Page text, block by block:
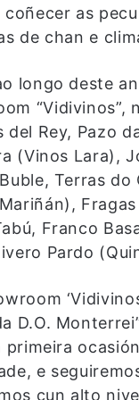
coñecer as
de chan e
longo deste
“Vidivinos”,
del Rey, Pazo
(Vinos Lara),
Terras
Franco
Pardo
D.O.
primeira
e
cun alto